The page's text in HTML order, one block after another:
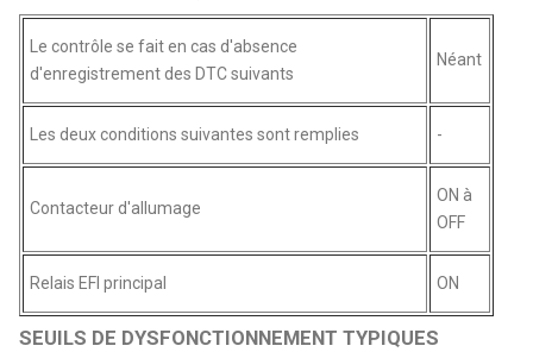
Le contrôle se fait en cas d'absence
d'enregistrement des DTC suivants
Néant
Les deux conditions suivantes sont remplies -
Contacteur d'allumage
ON à
OFF
Relais EFI principal ON
SEUILS DE DYSFONCTIONNEMENT TYPIQUES